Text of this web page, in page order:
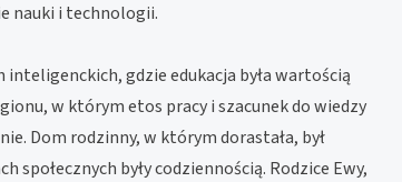
nauki i technologii.
gdzie edukacja była wartością
w którym etos pracy i szacunek do wiedzy
Dom rodzinny, w którym dorastała, był
społecznych były codziennością. Rodzice Ewy,